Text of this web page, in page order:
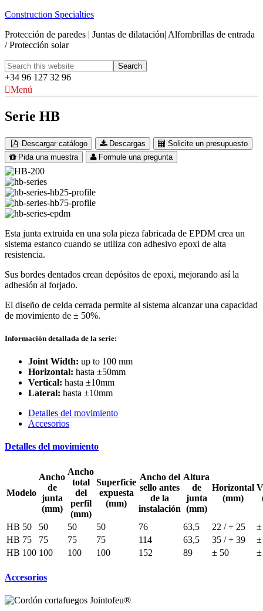
Construction Specialties
Protección de paredes | Juntas de dilatación| Alfombrillas de entrada
/ Protección solar
+34 96 127 32 96
Menú
Serie HB
Descargar catálogo Descargas
Solicite un presupuesto
Pida una muestra
Formule una pregunta
Esta junta extruida en una sola pieza fabricada de EPDM crea un
sistema estanco cuando se utiliza con adhesivo epoxi de alta
resistencia.
Sus bordes dentados crean depósitos de epoxi, mejorando así la
adhesión al forjado.
El diseño de celda cerrada permite al sistema alcanzar una capacidad
de movimiento de ± 50%.
Información detallada de la serie:
Joint Width: up to 100 mm
Horizontal: hasta ±50mm
Vertical: hasta ±10mm
Lateral: hasta ±10mm
Detalles del movimiento
Accesorios
Detalles del movimiento
Modelo
Ancho
de
junta
(mm)
Ancho
total
del
perfil
(mm)
Superficie
expuesta
(mm)
Ancho del
sello antes
de la
instalación
Altura
de
junta
(mm)
Horizontal
(mm)
HB 50 50 50 50 76 63,5 22 / + 25
±
HB 75
75 75 75 114 63,5 35 / + 39
±
HB 100 100 100 100 152 89 ± 50 ±
Accesorios